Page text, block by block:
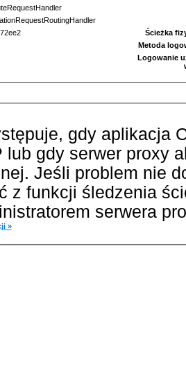
Ścieżka
Metoda
Logowanie
gdy aplikacja
lub gdy serwer proxy
Jeśli problem nie
z funkcji śledzenia
serwera
»